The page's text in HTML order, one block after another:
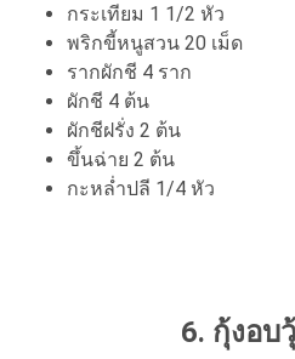
กระเทียม 1 1/2 หัว
พริกขี้หนูสวน 20 เม็ด
รากผักชี 4 ราก
ผักชี 4 ต้น
ผักชีฝรั่ง 2 ต้น
ขึ้นฉ่าย 2 ต้น
กะหล่ำปลี 1/4 หัว
6. กุ้งอบ